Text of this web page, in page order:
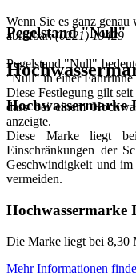
Pegelstand "Null"
Pegelstand "Null"
"Null" in einer Fahrrinne
Diese Festlegung gilt
dass bei einem
anzeigte.
Wenn Sie es ganz
abrufbar:(0221) 19429
Hochwassermarke I
Diese Marke liegt
Einschränkungen der
Geschwindigkeit und im
vermeiden.
Hochwassermarke
Die Marke liegt bei 8,30
Mehr Informationen